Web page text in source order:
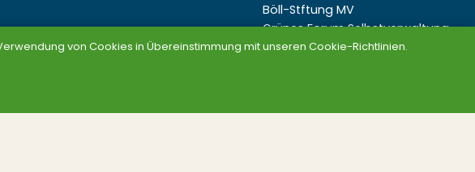
Böll-Stftung MV
Grünes Forum Selbstverwaltung
Grünes Netz
von Cookies in Übereinstimmung mit unseren Cookie-Richtlinien.